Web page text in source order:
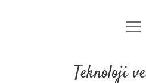
Teknoloji